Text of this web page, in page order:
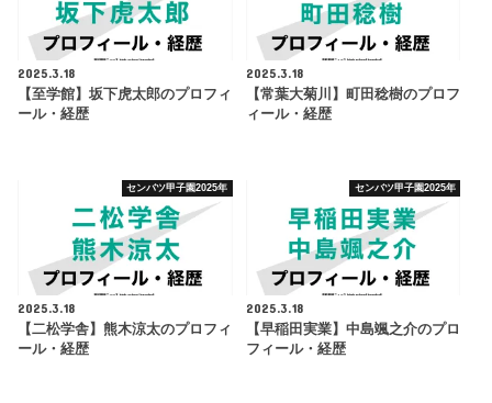
2025.3.18
【至学館】坂下虎太郎のプロフィ
ール・経歴
2025.3.18
【常葉大菊川】町田稔樹のプロフ
ィール・経歴
センバツ甲子園2025年
2025.3.18
【二松学舎】熊木涼太のプロフィ
ール・経歴
センバツ甲子園2025年
2025.3.18
【早稲田実業】中島颯之介のプロ
フィール・経歴